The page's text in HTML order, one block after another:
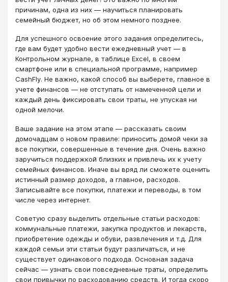
причинам, одна из них — научиться планировать
семейный бюджет, но об этом немного позднее.
Для успешного освоение этого задания определитесь,
где вам будет удобно вести ежедневный учет — в
Контрольном журнале, в таблице Excel, в своем
смартфоне или в специальной программе, например
CashFly. Не важно, какой способ вы выберете, главное в
учете финансов — не отступать от намеченной цели и
каждый день фиксировать свои траты, не упуская ни
одной мелочи.
Ваше задание на этом этапе — рассказать своим
домочадцам о новом правиле: приносить домой чеки за
все покупки, совершенные в течение дня. Очень важно
заручиться поддержкой близких и привлечь их к учету
семейных финансов. Иначе вы вряд ли сможете оценить
истинный размер доходов, а главное, расходов.
Записывайте все покупки, платежи и переводы, в том
числе через интернет.
Советую сразу выделить отдельные статьи расходов:
коммунальные платежи, закупка продуктов и лекарств,
приобретение одежды и обуви, развлечения и т.д. Для
каждой семьи эти статьи будут различаться, и не
существует одинакового подхода. Основная задача
сейчас — узнать свои повседневные траты, определить
свои привычки по расходованию средств. И тогда скоро